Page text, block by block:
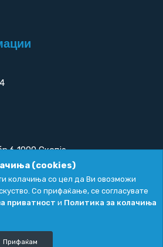
1000 Скопје
All rights reserved by
(cookies)
колачиња со цел да Ви овозможи
Со прифаќање, се согласувате
приватност и Политика за колачиња
Прифаќам